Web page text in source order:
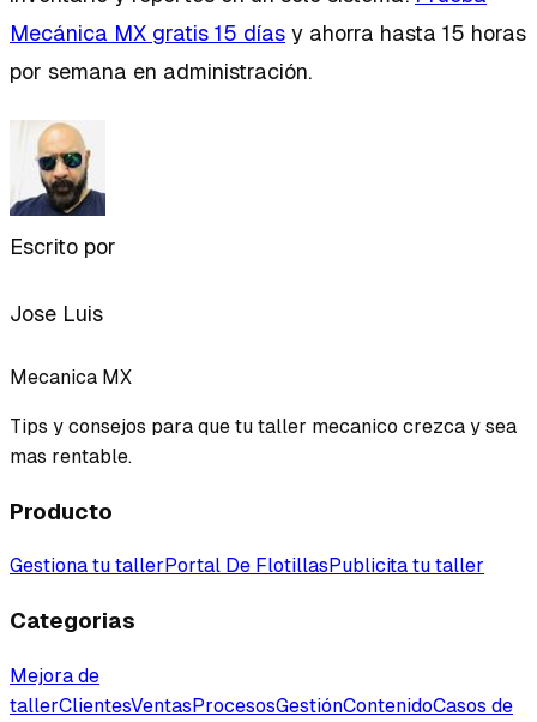
Mecánica MX gratis 15 días y ahorra hasta 15 horas
por semana en administración.
Escrito por
Jose Luis
Mecanica MX
Tips y consejos para que tu taller mecanico crezca y sea
mas rentable.
Producto
Gestiona tu taller Portal De Flotillas Publicita tu taller
Categorias
Mejora de
tallerClientesVentasProcesosGestiónContenidoCasos de